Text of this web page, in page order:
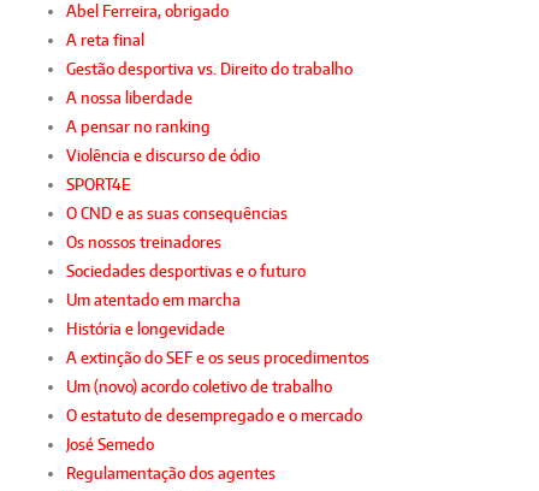
Abel Ferreira, obrigado
A reta final
Gestão desportiva vs. Direito do trabalho
A nossa liberdade
A pensar no ranking
Violência e discurso de ódio
SPORT4E
O CND e as suas consequências
Os nossos treinadores
Sociedades desportivas e o futuro
Um atentado em marcha
História e longevidade
A extinção do SEF e os seus procedimentos
Um (novo) acordo coletivo de trabalho
O estatuto de desempregado e o mercado
José Semedo
Regulamentação dos agentes